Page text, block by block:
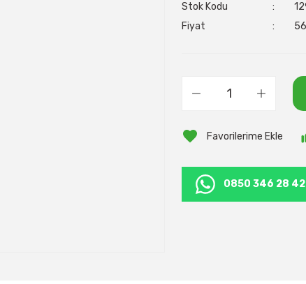
Stok Kodu
Fiyat
0850 346 28 42